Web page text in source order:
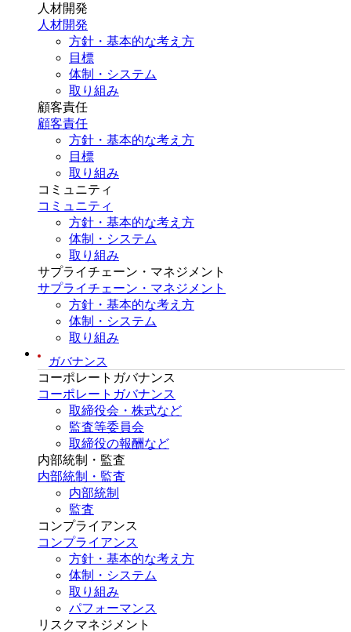
人材開発
人材開発
方針・基本的な考え方
目標
体制・システム
取り組み
顧客責任
顧客責任
方針・基本的な考え方
目標
取り組み
コミュニティ
コミュニティ
方針・基本的な考え方
体制・システム
取り組み
サプライチェーン・マネジメント
サプライチェーン・マネジメント
方針・基本的な考え方
体制・システム
取り組み
ガバナンス
コーポレートガバナンス
コーポレートガバナンス
取締役会・株式など
監査等委員会
取締役の報酬など
内部統制・監査
内部統制・監査
内部統制
監査
コンプライアンス
コンプライアンス
方針・基本的な考え方
体制・システム
取り組み
パフォーマンス
リスクマネジメント